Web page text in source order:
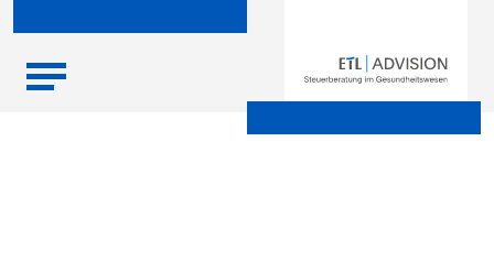
Skip
content
Finanzen